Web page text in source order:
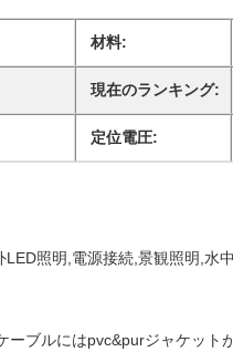
材料:
現在のランキング:
定位電圧:
照明,電源接続,景観照明,水
ブルにはpvc&purジャケット